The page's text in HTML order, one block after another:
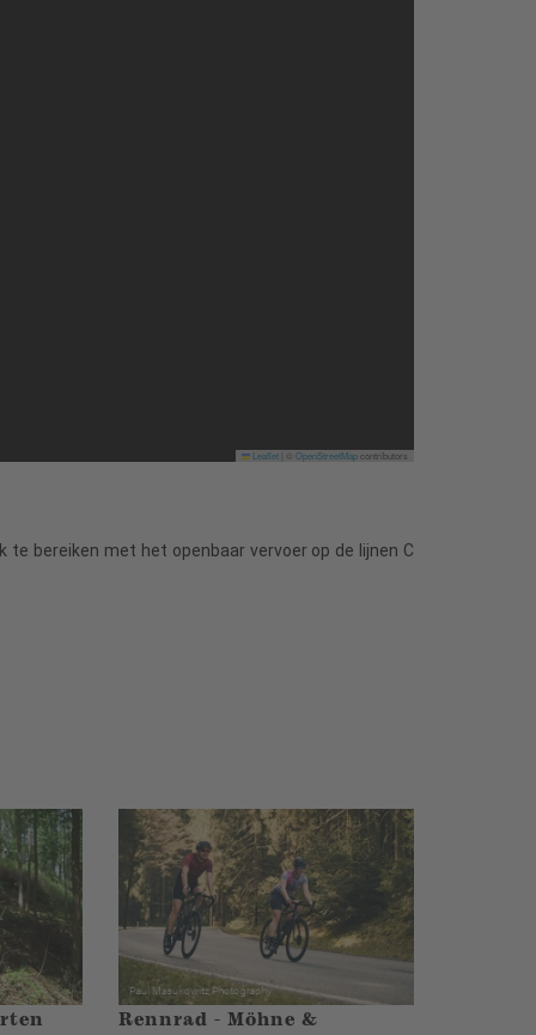
Leaflet OpenStreetMapcontributors
bereiken met het openbaar vervoer op de lijnen C
Rennrad - Möhne &